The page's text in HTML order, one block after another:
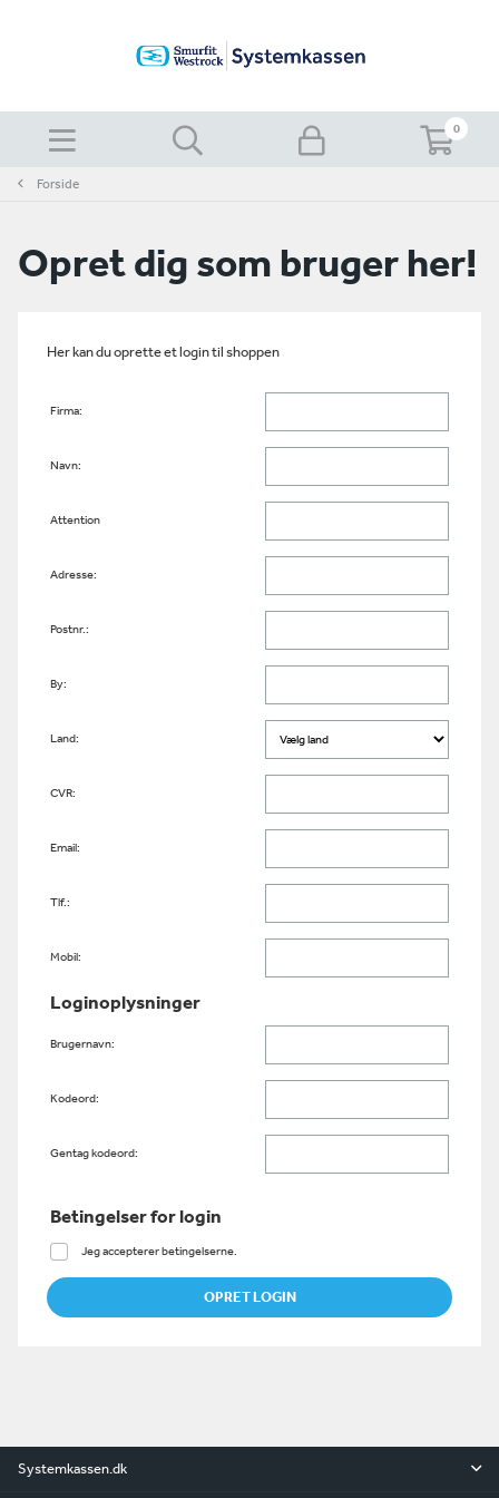
0
Forside
Opret dig som bruger her!
Her kan du oprette et login til shoppen
Firma:
Navn:
Attention
Adresse:
Postnr.:
By:
Land:
CVR:
Email:
Tlf.:
Mobil:
Loginoplysninger
Brugernavn:
Kodeord:
Gentag kodeord:
Betingelser for login
Jeg accepterer betingelserne.
Systemkassen.dk